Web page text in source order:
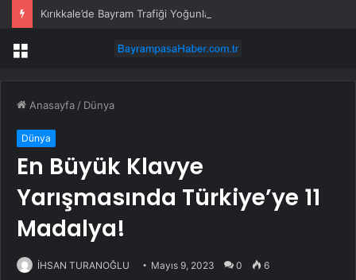
Kırıkkale’de Bayram Trafiği Yoğunlaştı
Menü
Anasayfa / Dünya
Dünya
En Büyük Klavye
Yarışmasında Türkiye’ye 11
Madalya!
İHSAN TURANOĞLU Mayıs 9, 2023 0 6